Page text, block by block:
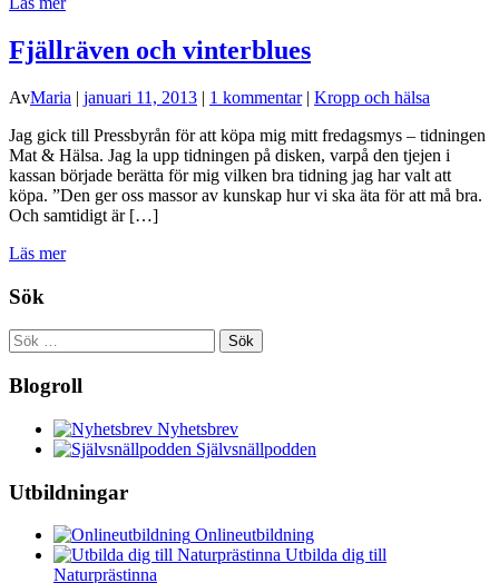
Fjällräven och vinterblues
AvMaria | januari 11, 2013 | 1 kommentar| Kropp och hälsa
Jag gick till Pressbyrån för att köpa mig mitt fredagsmys – tidningen
Mat & Hälsa. Jag la upp tidningen på disken, varpå den tjejen i
kassan började berätta för mig vilken bra tidning jag har valt att
köpa. ”Den ger oss massor av kunskap hur vi ska äta för att må bra.
Och samtidigt är […]
Läs mer
Sök
Sök
efter:
Blogroll
Nyhetsbrev
Självsnällpodden
Utbildningar
Onlineutbildning
Utbilda dig till
Naturprästinna